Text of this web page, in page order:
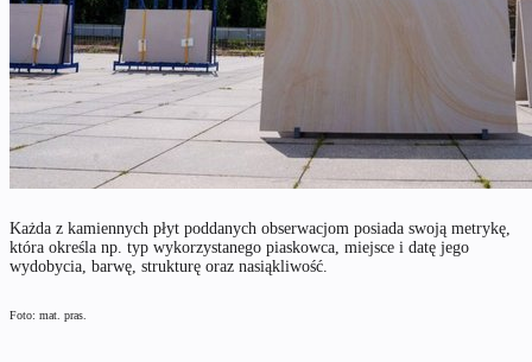
Każda z kamiennych płyt poddanych obserwacjom posiada swoją metrykę,
która określa np. typ wykorzystanego piaskowca, miejsce i datę jego
wydobycia, barwę, strukturę oraz nasiąkliwość.
Foto: mat. pras.